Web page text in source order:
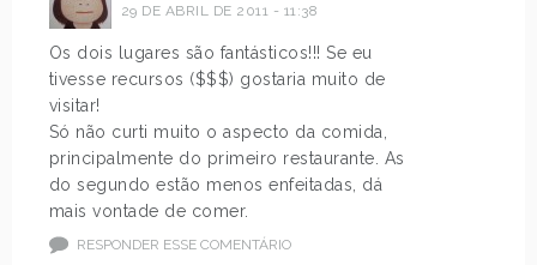
29 DE ABRIL DE 2011 - 11:38
Os dois lugares são fantásticos!!! Se eu
tivesse recursos ($$$) gostaria muito de
visitar!
Só não curti muito o aspecto da comida,
principalmente do primeiro restaurante. As
do segundo estão menos enfeitadas, dá
mais vontade de comer.
RESPONDER ESSE COMENTÁRIO